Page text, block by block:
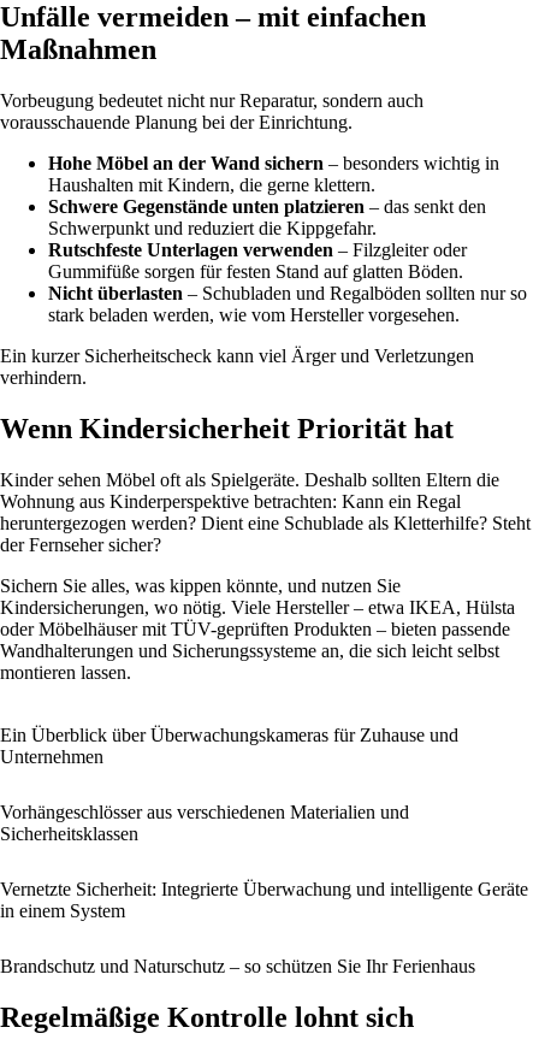
Unfälle vermeiden – mit einfachen
Maßnahmen
Vorbeugung bedeutet nicht nur Reparatur, sondern auch
vorausschauende Planung bei der Einrichtung.
Hohe Möbel an der Wand sichern – besonders wichtig in
Haushalten mit Kindern, die gerne klettern.
Schwere Gegenstände unten platzieren – das senkt den
Schwerpunkt und reduziert die Kippgefahr.
Rutschfeste Unterlagen verwenden – Filzgleiter oder
Gummifüße sorgen für festen Stand auf glatten Böden.
Nicht überlasten – Schubladen und Regalböden sollten nur so
stark beladen werden, wie vom Hersteller vorgesehen.
Ein kurzer Sicherheitscheck kann viel Ärger und Verletzungen
verhindern.
Wenn Kindersicherheit Priorität hat
Kinder sehen Möbel oft als Spielgeräte. Deshalb sollten Eltern die
Wohnung aus Kinderperspektive betrachten: Kann ein Regal
heruntergezogen werden? Dient eine Schublade als Kletterhilfe? Steht
der Fernseher sicher?
Sichern Sie alles, was kippen könnte, und nutzen Sie
Kindersicherungen, wo nötig. Viele Hersteller – etwa IKEA, Hülsta
oder Möbelhäuser mit TÜV-geprüften Produkten – bieten passende
Wandhalterungen und Sicherungssysteme an, die sich leicht selbst
montieren lassen.
Ein Überblick über Überwachungskameras für Zuhause und
Unternehmen
Vorhängeschlösser aus verschiedenen Materialien und
Sicherheitsklassen
Vernetzte Sicherheit: Integrierte Überwachung und intelligente Geräte
in einem System
Brandschutz und Naturschutz – so schützen Sie Ihr Ferienhaus
Regelmäßige Kontrolle lohnt sich